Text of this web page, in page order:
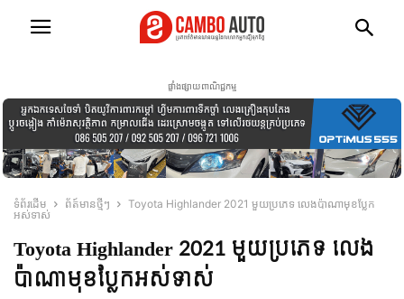
ផ្ទាំងផ្សាយពាណិជ្ជកម្ម
ទំព័រដើម ព័ត៍មានថ្មីៗ
Toyota Highlander 2021 មួយប្រភេទ លេងប៉ាណាមុខប្លែក
អស់ទាស់
Toyota Highlander 2021 មួយប្រភេទ លេង
ប៉ាណាមុខប្លែកអស់ទាស់